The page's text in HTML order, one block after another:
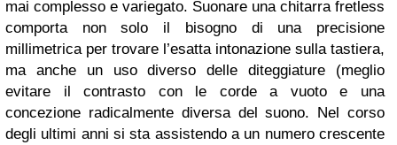
mai complesso e variegato. Suonare una chitarra fretless
comporta non solo il bisogno di una precisione
millimetrica per trovare l’esatta intonazione sulla tastiera,
ma anche un uso diverso delle diteggiature (meglio
evitare il contrasto con le corde a vuoto e una
concezione radicalmente diversa del suono. Nel corso
degli ultimi anni si sta assistendo a un numero crescente